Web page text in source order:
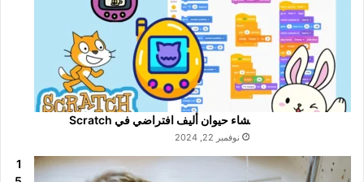
شاء حيوان أليف افتراضي في Scratch
نوفمبر 22, 2024
1